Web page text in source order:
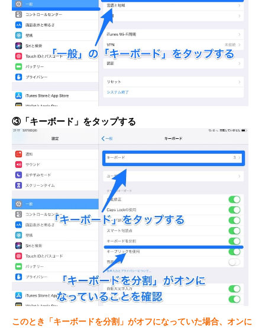
③「キーボード」をタップする
このとき「キーボードを分割」がオフになっていた場合、オンに